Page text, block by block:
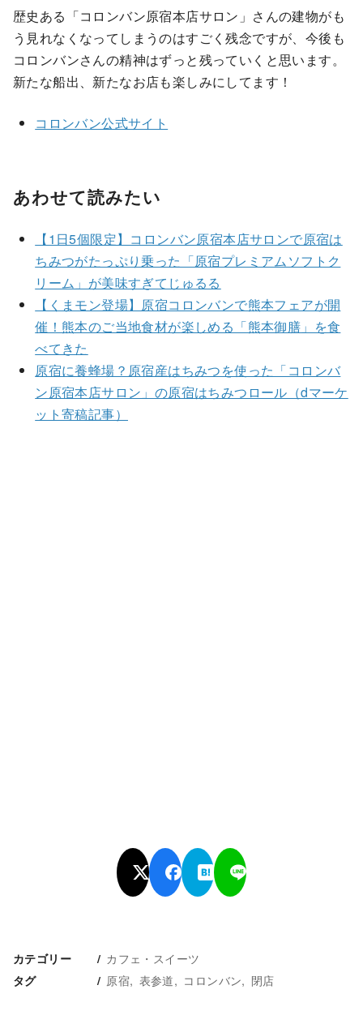
歴史ある「コロンバン原宿本店サロン」さんの建物がも
う見れなくなってしまうのはすごく残念ですが、今後も
コロンバンさんの精神はずっと残っていくと思います。
新たな船出、新たなお店も楽しみにしてます！
コロンバン公式サイト
あわせて読みたい
【1日5個限定】コロンバン原宿本店サロンで原宿は
ちみつがたっぷり乗った「原宿プレミアムソフトク
リーム」が美味すぎてじゅるる
【くまモン登場】原宿コロンバンで熊本フェアが開
催！熊本のご当地食材が楽しめる「熊本御膳」を食
べてきた
原宿に養蜂場？原宿産はちみつを使った「コロンバ
ン原宿本店サロン」の原宿はちみつロール（dマーケ
ット寄稿記事）
カテゴリー カフェ・スイーツ
タグ 原宿 表参道 コロンバン 閉店